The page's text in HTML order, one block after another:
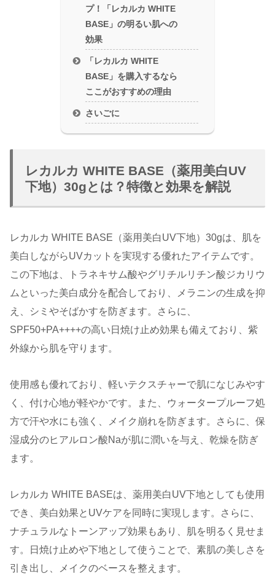
プ！「レカルカ WHITE
BASE」の明るい肌への
効果
「レカルカ WHITE
BASE」を購入するなら
ここがおすすめの理由
さいごに
レカルカ WHITE BASE（薬用美白UV
下地）30gとは？特徴と効果を解説
レカルカ WHITE BASE（薬用美白UV下地）30gは、肌を
美白しながらUVカットを実現する優れたアイテムです。
この下地は、トラネキサム酸やグリチルリチン酸ジカリウ
ムといった美白成分を配合しており、メラニンの生成を抑
え、シミやそばかすを防ぎます。さらに、
SPF50+PA++++の高い日焼け止め効果も備えており、紫
外線から肌を守ります。
使用感も優れており、軽いテクスチャーで肌になじみやす
く、付け心地が軽やかです。また、ウォータープルーフ処
方で汗や水にも強く、メイク崩れを防ぎます。さらに、保
湿成分のヒアルロン酸Naが肌に潤いを与え、乾燥を防ぎ
ます。
レカルカ WHITE BASEは、薬用美白UV下地としても使用
でき、美白効果とUVケアを同時に実現します。さらに、
ナチュラルなトーンアップ効果もあり、肌を明るく見せま
す。日焼け止めや下地として使うことで、素肌の美しさを
引き出し、メイクのベースを整えます。